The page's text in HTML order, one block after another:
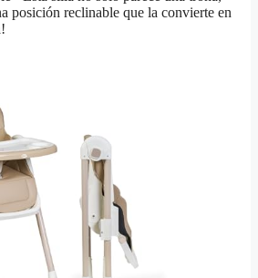
posición reclinable que la convierte en